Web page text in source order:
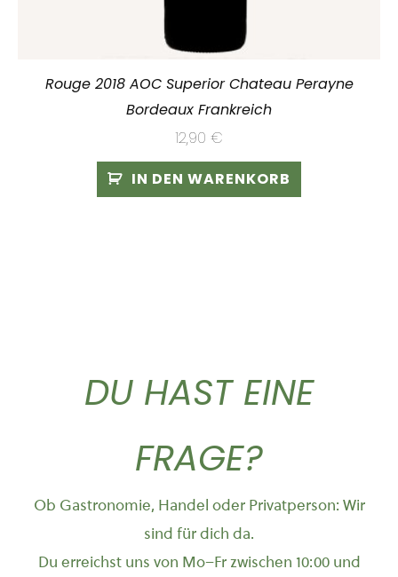
Rouge 2018 AOC Superior Chateau Perayne
Bordeaux Frankreich
12,90 €
IN DEN WARENKORB
DU HAST EINE
FRAGE?
Ob Gastronomie, Handel oder Privatperson: Wir
sind für dich da.
Du erreichst uns von Mo–Fr zwischen 10:00 und